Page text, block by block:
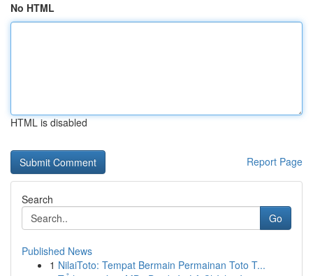
No HTML
HTML is disabled
Report Page
Search
Go
Published News
1 NilaiToto: Tempat Bermain Permainan Toto T...